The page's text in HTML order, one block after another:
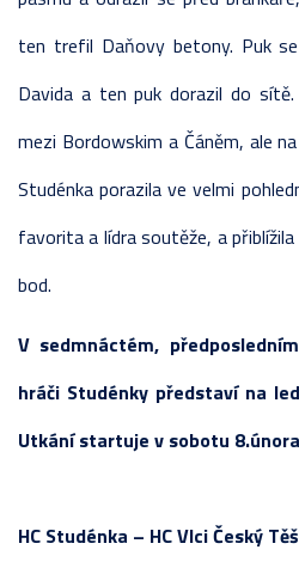
ten trefil Daňovy betony. Puk
Davida a ten puk dorazil do
mezi Bordowskim a Čáněm, ale
Studénka porazila ve velmi
favorita a lídra soutěže, a
bod.
V sedmnáctém,
hráči Studénky představí na
Utkání startuje v sobotu
HC Studénka – HC Vlci Český